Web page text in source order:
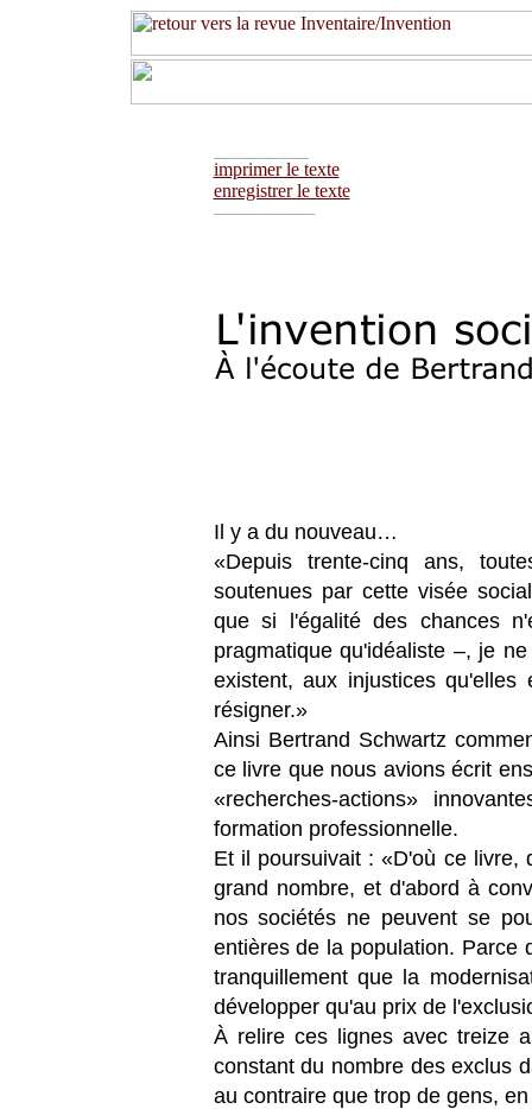
imprimer le texte
enregistrer le texte
Il y a du nouveau…
«Depuis trente-cinq ans,
soutenues par cette visée
que si l'égalité des chances
pragmatique qu'idéaliste –, je
existent, aux injustices
résigner.»
Ainsi Bertrand Schwartz
ce livre que nous avions écrit
«recherches-actions»
formation professionnelle.
Et il poursuivait : «D'où ce livre,
grand nombre, et d'abord à
nos sociétés ne peuvent se
entières de la population. Parce
tranquillement que la
développer qu'au prix de
À relire ces lignes avec treize
constant du nombre des exclus
au contraire que trop de gens,